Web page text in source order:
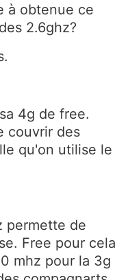
à obtenue ce
2.6ghz?
4g de free.
couvrir des
qu'on utilise le
permette de
Free pour cela
mhz pour la 3g